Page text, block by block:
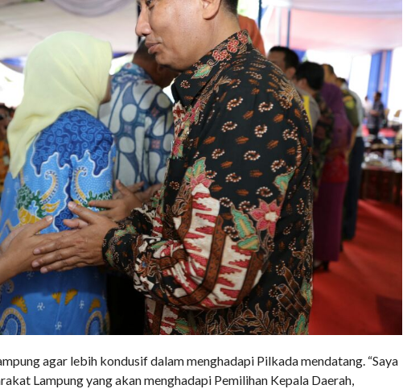
agar lebih kondusif dalam menghadapi Pilkada mendatang. “Saya
Lampung yang akan menghadapi Pemilihan Kepala Daerah,